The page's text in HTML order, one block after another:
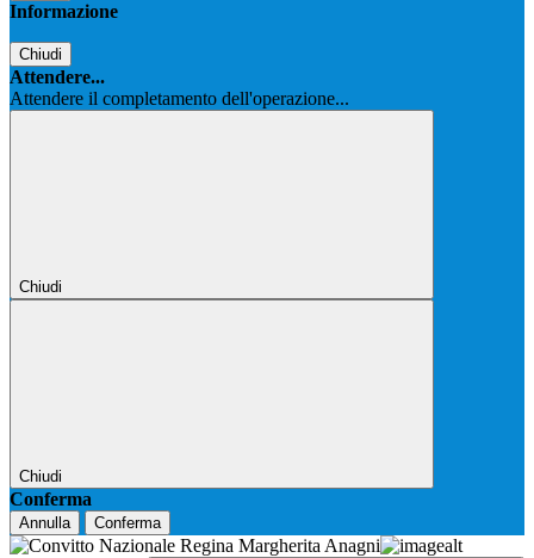
Informazione
Chiudi
Attendere...
Attendere il completamento dell'operazione...
Chiudi
Chiudi
Conferma
Annulla Conferma